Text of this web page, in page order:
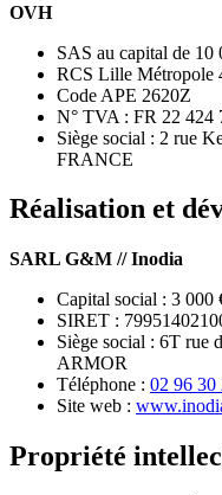
OVH
SAS au capital de 10
RCS Lille Métropole
Code APE 2620Z
N° TVA : FR 22 424
Siège social : 2 rue
FRANCE
Réalisation et
SARL G&M // Inodia
Capital social : 3 000
SIRET :
Siège social : 6T
ARMOR
Téléphone : 02 96 30
Site web :
Propriété